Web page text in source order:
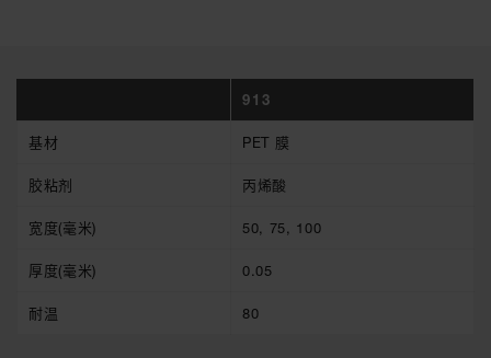
913
基材 PET 膜
胶粘剂 丙烯酸
宽度(毫米) 50, 75, 100
厚度(毫米) 0.05
耐温 80